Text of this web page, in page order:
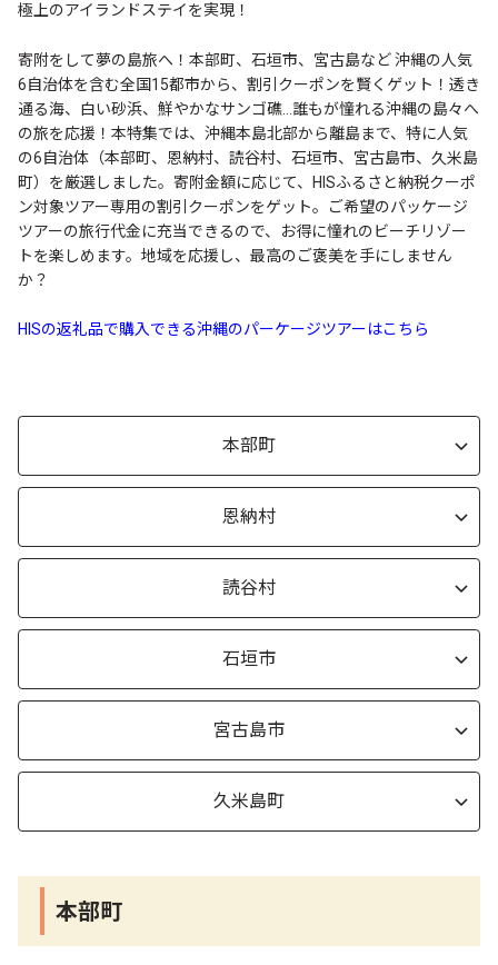
極上のアイランドステイを実現！
寄附をして夢の島旅へ！本部町、石垣市、宮古島など 沖縄の人気
6自治体を含む全国15都市から、割引クーポンを賢くゲット！透き
通る海、白い砂浜、鮮やかなサンゴ礁…誰もが憧れる沖縄の島々へ
の旅を応援！本特集では、沖縄本島北部から離島まで、特に人気
の6自治体（本部町、恩納村、読谷村、石垣市、宮古島市、久米島
町）を厳選しました。寄附金額に応じて、HISふるさと納税クーポ
ン対象ツアー専用の割引クーポンをゲット。ご希望のパッケージ
ツアーの旅行代金に充当できるので、お得に憧れのビーチリゾー
トを楽しめます。地域を応援し、最高のご褒美を手にしません
か？
HISの返礼品で購入できる沖縄のパーケージツアーはこちら
本部町
恩納村
読谷村
石垣市
宮古島市
久米島町
本部町